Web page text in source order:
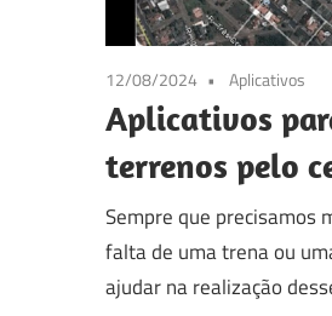
12/08/2024 Aplicativos
Aplicativos
terrenos pelo
Sempre que precisamos
falta de uma trena ou
ajudar na realização